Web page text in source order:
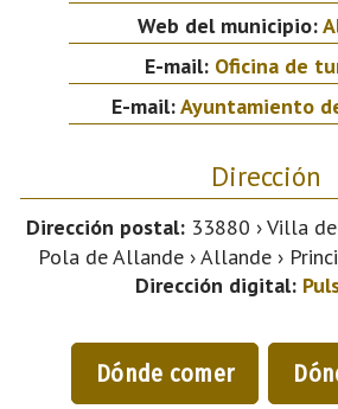
Web del municipio:
E-mail: Oficina de
E-mail:Ayuntamiento
Dirección
Dirección postal: 33880 › Villa
Pola de Allande › Allande ›
Dirección digital:
Dónde comer